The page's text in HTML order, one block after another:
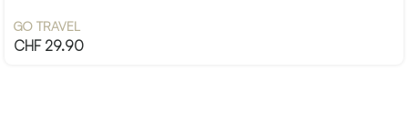
GO TRAVEL
CHF29.90